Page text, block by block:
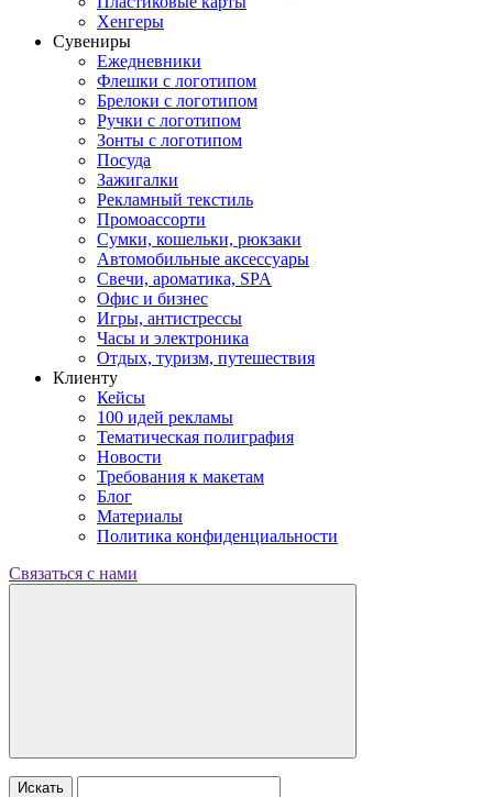
Хенгеры
Сувениры
Ежедневники
Флешки с логотипом
Брелоки с логотипом
Ручки с логотипом
Зонты с логотипом
Посуда
Зажигалки
Рекламный текстиль
Промоассорти
Сумки, кошельки, рюкзаки
Автомобильные аксессуары
Свечи, ароматика, SPA
Офис и бизнес
Игры, антистрессы
Часы и электроника
Отдых, туризм, путешествия
Клиенту
Кейсы
100 идей рекламы
Тематическая полиграфия
Новости
Требования к макетам
Блог
Материалы
Политика конфиденциальности
Связаться с нами
Искать